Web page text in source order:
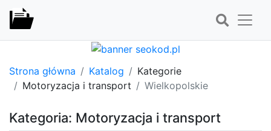
Strona główna Katalog
Kategorie
Motoryzacja i transport
Wielkopolskie
Kategoria: Motoryzacja i transport